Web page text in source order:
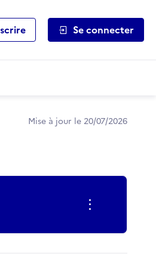
Se connecter
Mise à jour le 20/07/2026